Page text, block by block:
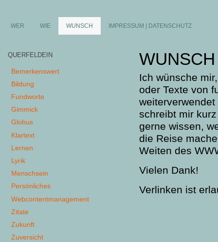
WER WIE WUNSCH IMPRESSUM | DATENSCHUTZ
WUNSCH
Ich wünsche
oder Texte von
schreibt mir
gerne wissen,
die Reise
Weiten des
Vielen Dank!
Verlinken ist
QUERFELDEIN
Bemerkenswert
Bildung
Fundworte
Gimmick
Globus
Klartext
Lernen
Lyrik
Menschsein
Persönliches
Webcontentmanagement
Zitate
Zukunft
Zuversicht